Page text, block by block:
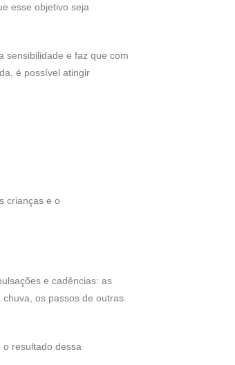
esse objetivo seja
sensibilidade e faz que com
é possível atingir
crianças e o
e cadências: as
os passos de outras
resultado dessa